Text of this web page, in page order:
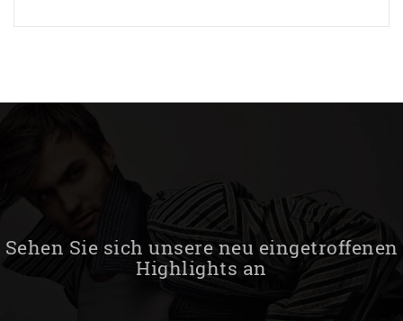
Sehen Sie sich unsere neu eingetroffenen
Highlights an